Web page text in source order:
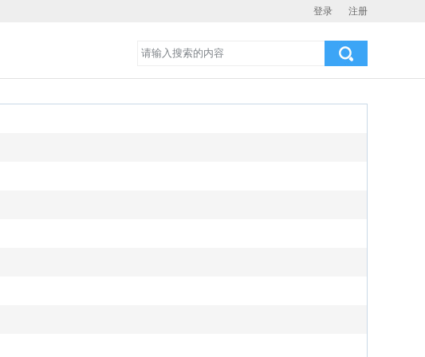
登录 注册